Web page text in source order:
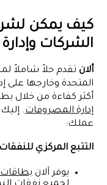
الشركات
ألان تقدم حلاً شاملاً
أكثر كفاءة من خلال
إدارة المصروفات
عملك:
التتبع المركزي للنفقات
يوفر آلان